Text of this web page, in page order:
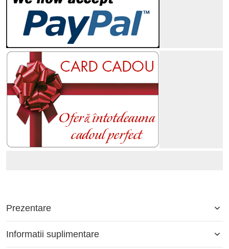
Prezentare
Informatii suplimentare